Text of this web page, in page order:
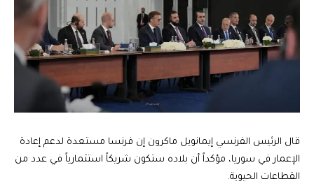
قال الرئيس الفرنسي إيمانويل ماكرون إن فرنسا مستعدة لدعم إعادة
الإعمار في سوريا، مؤكداً أن بلاده ستكون شريكاً استثمارياً في عدد من
القطاعات الحيوية.